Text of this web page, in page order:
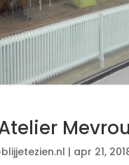
| apr 21,